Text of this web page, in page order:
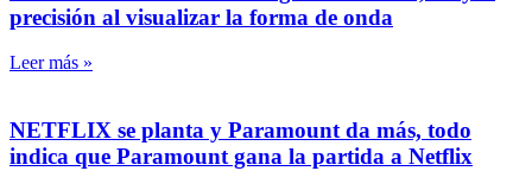
precisión al visualizar la forma de onda
Leer más »
NETFLIX se planta y Paramount da más, todo
indica que Paramount gana la partida a Netflix